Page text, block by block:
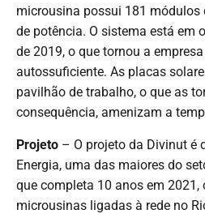
microusina possui 181 módulos
de potência. O sistema está em
de 2019, o que tornou a
autossuficiente. As placas
pavilhão de trabalho, o que as
consequência, amenizam a
Projeto – O projeto da Divinut é
Energia, uma das maiores do
que completa 10 anos em 2021,
microusinas ligadas à rede no